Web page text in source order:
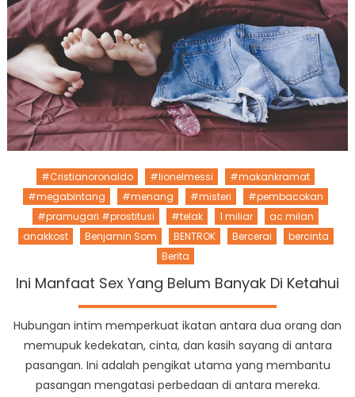
#Cristianoronaldo #lionelmessi
#makankramat
#megabintang
#menang #misteri
#pembacokan
#pramugari #prostitusi
#telak 1 miliar
ac milan
anakkost
Benjamin Som BENTROK Bercerai
bercinta
Berita
Ini Manfaat Sex Yang Belum Banyak Di Ketahui
Hubungan intim memperkuat ikatan antara dua orang dan
memupuk kedekatan, cinta, dan kasih sayang di antara
pasangan. Ini adalah pengikat utama yang membantu
pasangan mengatasi perbedaan di antara mereka.